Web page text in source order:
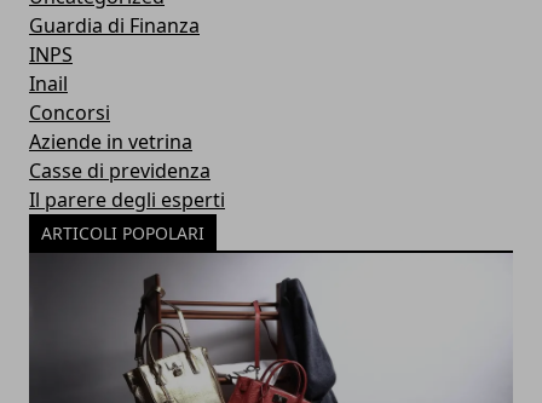
Guardia di Finanza
INPS
Inail
Concorsi
Aziende in vetrina
Casse di previdenza
Il parere degli esperti
ARTICOLI POPOLARI